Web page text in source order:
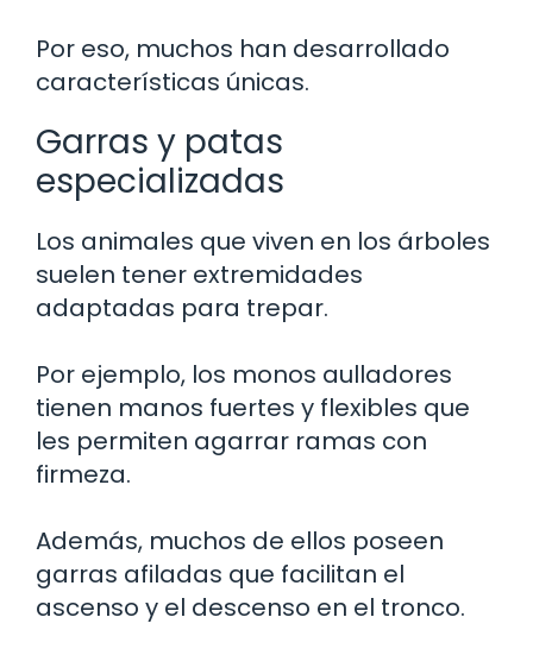
Por eso, muchos han desarrollado
características únicas.
Garras y patas
especializadas
Los animales que viven en los árboles
suelen tener extremidades
adaptadas para trepar.
Por ejemplo, los monos aulladores
tienen manos fuertes y flexibles que
les permiten agarrar ramas con
firmeza.
Además, muchos de ellos poseen
garras afiladas que facilitan el
ascenso y el descenso en el tronco.